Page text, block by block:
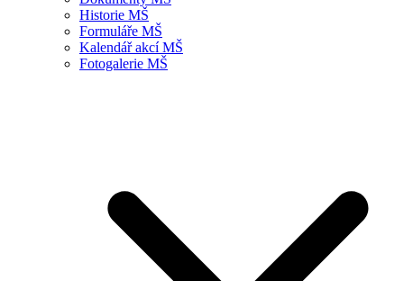
Historie MŠ
Formuláře MŠ
Kalendář akcí MŠ
Fotogalerie MŠ